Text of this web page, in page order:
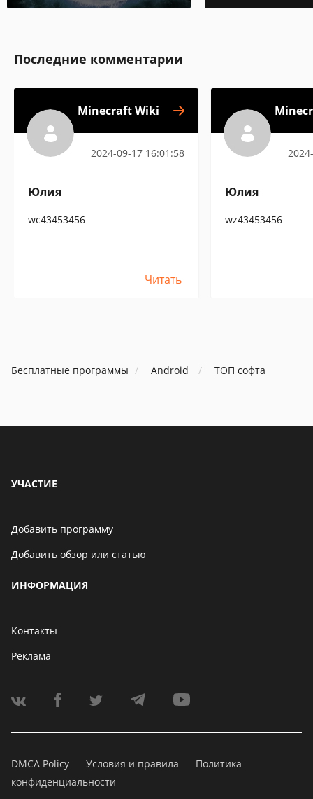
Последние комментарии
Minecraft Wiki
2024-09-17 16:01:58
Юлия
wc43453456
Читать
Юлия
wz43453456
Бесплатные программы Android ТОП софта
УЧАСТИЕ
Добавить программу
Добавить обзор или статью
ИНФОРМАЦИЯ
Контакты
Реклама
DMCA Policy Условия и правила
Политика
конфиденциальности